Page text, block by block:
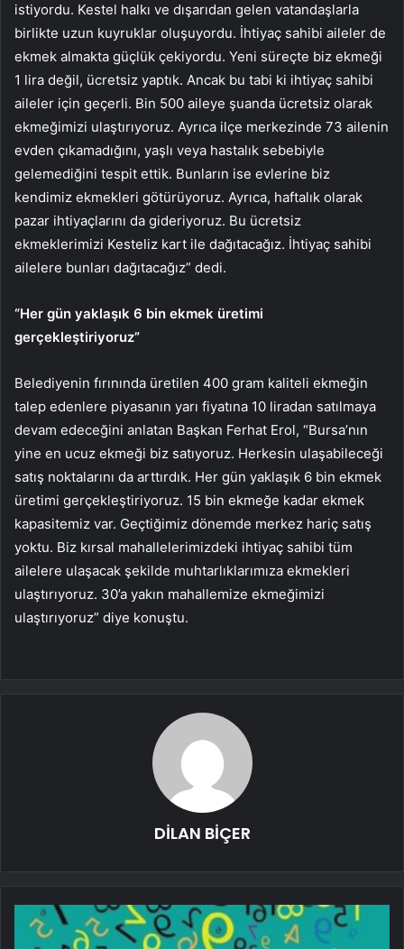
istiyordu. Kestel halkı ve dışarıdan gelen vatandaşlarla
birlikte uzun kuyruklar oluşuyordu. İhtiyaç sahibi aileler de
ekmek almakta güçlük çekiyordu. Yeni süreçte biz ekmeği
1 lira değil, ücretsiz yaptık. Ancak bu tabi ki ihtiyaç sahibi
aileler için geçerli. Bin 500 aileye şuanda ücretsiz olarak
ekmeğimizi ulaştırıyoruz. Ayrıca ilçe merkezinde 73 ailenin
evden çıkamadığını, yaşlı veya hastalık sebebiyle
gelemediğini tespit ettik. Bunların ise evlerine biz
kendimiz ekmekleri götürüyoruz. Ayrıca, haftalık olarak
pazar ihtiyaçlarını da gideriyoruz. Bu ücretsiz
ekmeklerimizi Kesteliz kart ile dağıtacağız. İhtiyaç sahibi
ailelere bunları dağıtacağız” dedi.
“Her gün yaklaşık 6 bin ekmek üretimi
gerçekleştiriyoruz”
Belediyenin fırınında üretilen 400 gram kaliteli ekmeğin
talep edenlere piyasanın yarı fiyatına 10 liradan satılmaya
devam edeceğini anlatan Başkan Ferhat Erol, “Bursa’nın
yine en ucuz ekmeği biz satıyoruz. Herkesin ulaşabileceği
satış noktalarını da arttırdık. Her gün yaklaşık 6 bin ekmek
üretimi gerçekleştiriyoruz. 15 bin ekmeğe kadar ekmek
kapasitemiz var. Geçtiğimiz dönemde merkez hariç satış
yoktu. Biz kırsal mahallelerimizdeki ihtiyaç sahibi tüm
ailelere ulaşacak şekilde muhtarlıklarımıza ekmekleri
ulaştırıyoruz. 30’a yakın mahallemize ekmeğimizi
ulaştırıyoruz” diye konuştu.
DİLAN BİÇER